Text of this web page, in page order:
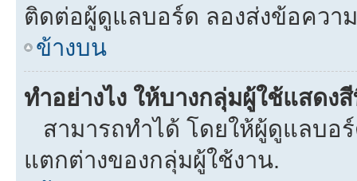
ติดต่อผู้ดูแลบอร์ด ลองส่งข้อควา
ข้างบน
ทำอย่างไง ให้บางกลุ่มผู้ใช้แสดง
สามารถทำได้ โดยให้ผู้ดูแลบอ
แตกต่างของกลุ่มผู้ใช้งาน.